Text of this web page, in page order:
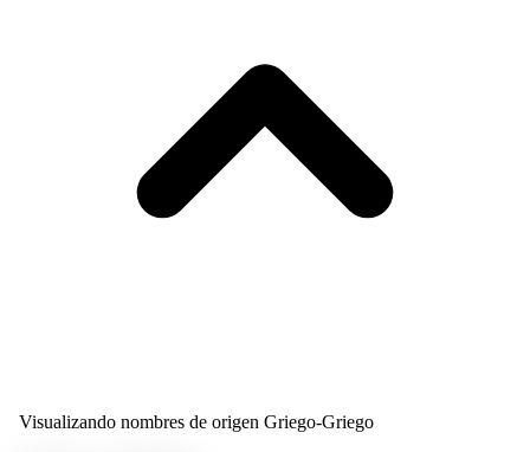
Visualizando nombres de origen Griego-Griego